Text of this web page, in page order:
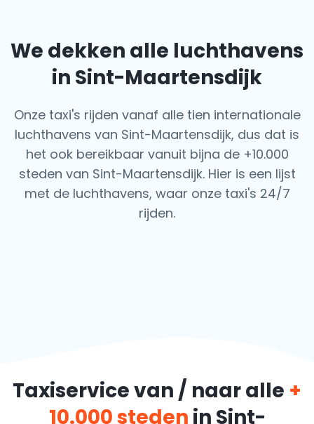
We dekken alle luchthavens
in Sint-Maartensdijk
Onze taxi's rijden vanaf alle tien internationale
luchthavens van Sint-Maartensdijk, dus dat is
het ookbereikbaar vanuit bijna de +10.000
steden van Sint-Maartensdijk. Hier is een lijst
met de luchthavens, waar onze taxi's 24/7
rijden.
Taxiservice van / naar alle +
10.000 steden in Sint-